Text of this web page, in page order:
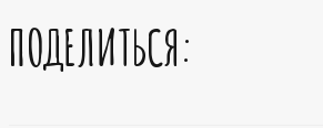
ПОДЕЛИТЬСЯ: